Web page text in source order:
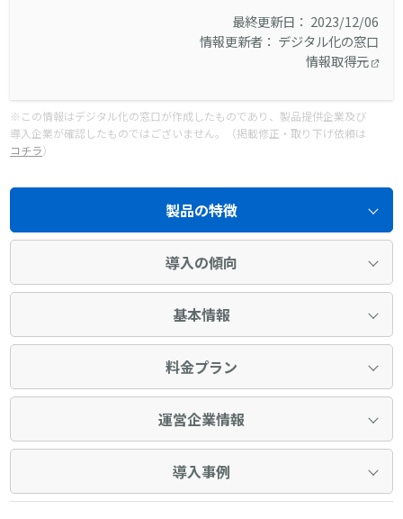
最終更新日： 2023/12/06
情報更新者： デジタル化の窓口
情報取得元
※この情報はデジタル化の窓口が作成したものであり、製品提供企業及び
導入企業が確認したものではございません。（掲載修正・取り下げ依頼は
コチラ）
製品の特徴
導入の傾向
基本情報
料金プラン
運営企業情報
導入事例